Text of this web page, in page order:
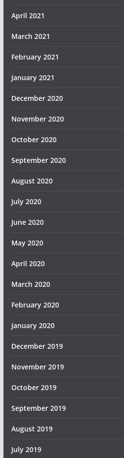
April 2021
March 2021
February 2021
January 2021
December 2020
November 2020
October 2020
September 2020
August 2020
July 2020
June 2020
May 2020
April 2020
March 2020
February 2020
January 2020
December 2019
November 2019
October 2019
September 2019
August 2019
July 2019